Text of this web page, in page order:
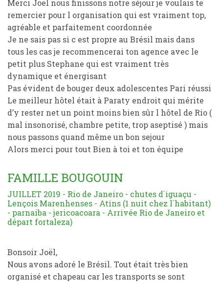
Merci Joel nous finissons notre séjour je voulais te
remercier pour l organisation qui est vraiment top,
agréable et parfaitement coordonnée
Je ne sais pas si c est propre au Brésil mais dans
tous les cas je recommencerai ton agence avec le
petit plus Stephane qui est vraiment très
dynamique et énergisant
Pas évident de bouger deux adolescentes Pari réussi
Le meilleur hôtel était à Paraty endroit qui mérite
d’y rester net un point moins bien sûr l hôtel de Rio (
mal insonorisé, chambre petite, trop aseptisé ) mais
nous passons quand même un bon sejour
Alors merci pour tout Bien à toi et ton équipe
FAMILLE BOUGOUIN
JUILLET 2019 - Rio de Janeiro - chutes d´iguaçu -
Lençois Marenhenses - Atins (1 nuit chez l´habitant)
- parnaiba - jericoacoara - Arrivée Rio de Janeiro et
départ fortaleza)
Bonsoir Joël,
Nous avons adoré le Brésil. Tout était très bien
organisé et chapeau car les transports se sont